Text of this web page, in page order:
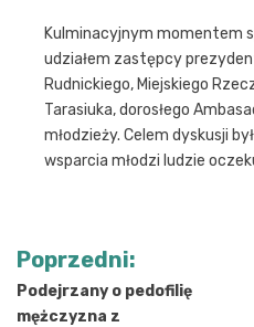
Kulminacyjnym momentem
udziałem zastępcy
Rudnickiego, Miejskiego
Tarasiuka, dorosłego
młodzieży. Celem dyskusji
wsparcia młodzi ludzie
Nawigacja
wpisu
Poprzedni:
Podejrzany o pedofilię
mężczyzna z